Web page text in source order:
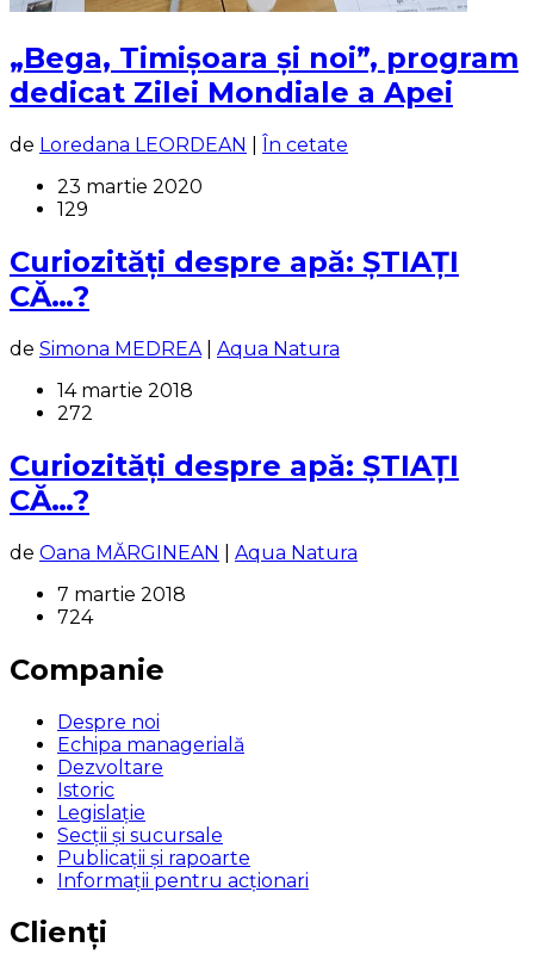
„Bega, Timișoara și noi”, program
dedicat Zilei Mondiale a Apei
de Loredana LEORDEAN
În cetate
23 martie 2020
129
Curiozități despre apă: ȘTIAȚI
CĂ…?
de Simona MEDREA| Aqua Natura
14 martie 2018
272
Curiozități despre apă: ȘTIAȚI
CĂ…?
de Oana MĂRGINEAN
Aqua Natura
7 martie 2018
724
Companie
Despre noi
Echipa managerială
Dezvoltare
Istoric
Legislaţie
Secţii şi sucursale
Publicații și rapoarte
Informații pentru acționari
Clienți